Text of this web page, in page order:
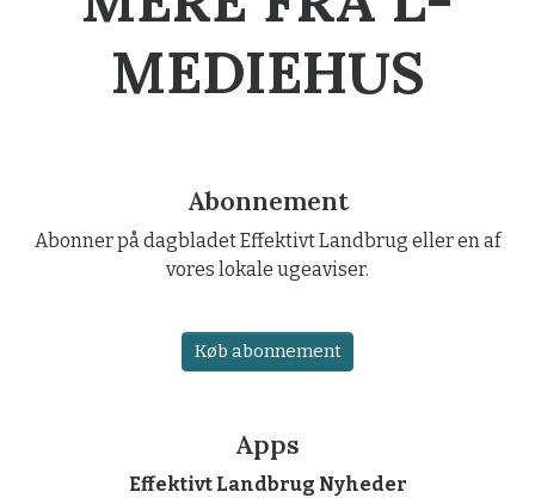
MEDIEHUS
Abonnement
Abonner på dagbladet Effektivt Landbrug eller en af
vores lokale ugeaviser.
Køb abonnement
Apps
Effektivt Landbrug Nyheder